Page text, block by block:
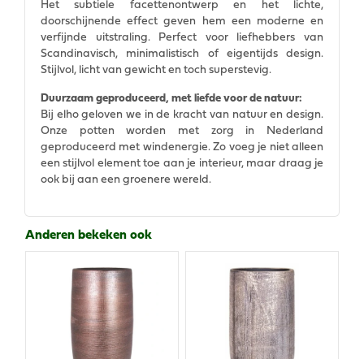
Het subtiele facettenontwerp en het lichte,
doorschijnende effect geven hem een moderne en
verfijnde uitstraling. Perfect voor liefhebbers van
Scandinavisch, minimalistisch of eigentijds design.
Stijlvol, licht van gewicht en toch superstevig.
Duurzaam geproduceerd, met liefde voor de natuur:
Bij elho geloven we in de kracht van natuur en design.
Onze potten worden met zorg in Nederland
geproduceerd met windenergie. Zo voeg je niet alleen
een stijlvol element toe aan je interieur, maar draag je
ook bij aan een groenere wereld.
Anderen bekeken ook